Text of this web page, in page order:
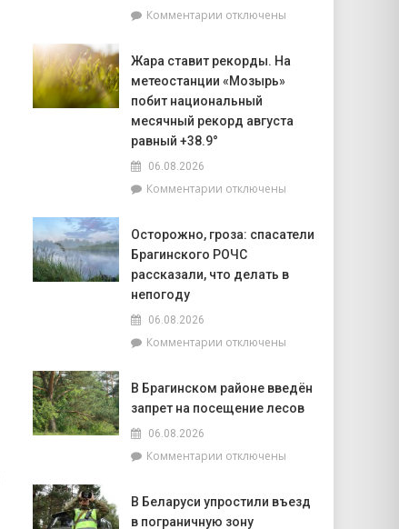
7
августа
электроэнергии
Комментариик
Зенкевич
проверила
готовность
торговых
учебного
отключены
Жара ставит рекорды. На
метеостанции «Мозырь»
побит национальный
месячный рекорд августа
равный +38.9°
06.08.2026
Комментариик
ставит
рекорды.
На
национальный
августа
равный
отключены
Осторожно, гроза: спасатели
Брагинского РОЧС
рассказали, что делать в
непогоду
06.08.2026
Комментариик
гроза:
спасатели
рассказали,
делать
отключены
В Брагинском районе введён
запрет на посещение лесов
06.08.2026
Комментариик
Брагинском
районе
отключены
В Беларуси упростили въезд
в пограничную зону